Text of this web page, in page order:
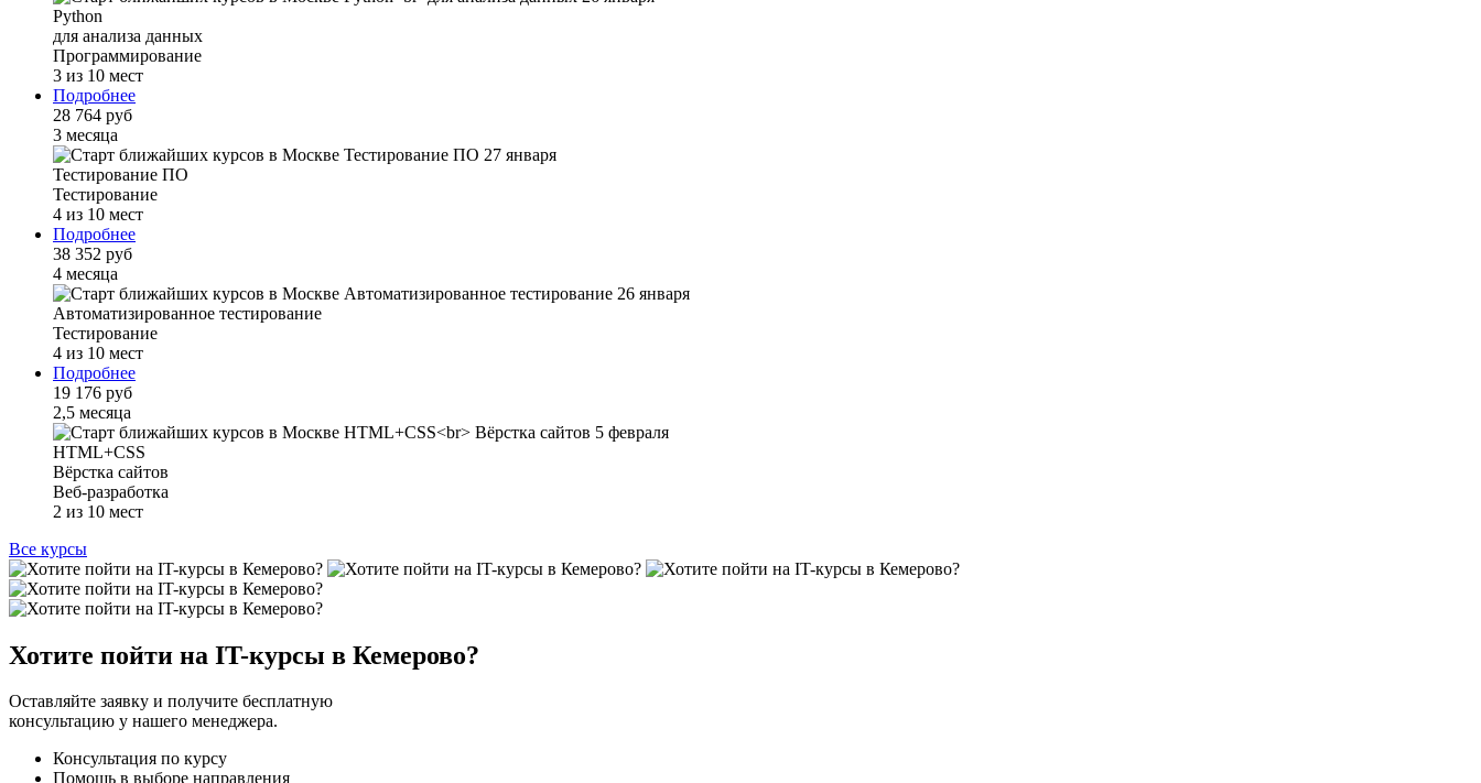
Python
для анализа данных
Программирование
3 из 10 мест
Подробнее
28 764 руб
3 месяца
Тестирование ПО
Тестирование
4 из 10 мест
Подробнее
38 352 руб
4 месяца
Автоматизированное тестирование
Тестирование
4 из 10 мест
Подробнее
19 176 руб
2,5 месяца
HTML+CSS
Вёрстка сайтов
Веб-разработка
2 из 10 мест
Все курсы
Хотите пойти на IT-курсы в Кемерово?
Оставляйте заявку и получите бесплатную
консультацию у нашего менеджера.
Консультация по курсу
Помощь в выборе направления